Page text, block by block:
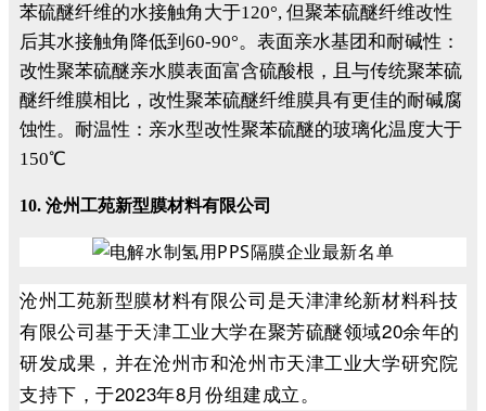
苯硫醚纤维的水接触角大于120°, 但聚苯硫醚纤维改性
后其水接触角降低到60-90°。表面亲水基团和耐碱性：
改性聚苯硫醚亲水膜表面富含硫酸根，且与传统聚苯硫
醚纤维膜相比，改性聚苯硫醚纤维膜具有更佳的耐碱腐
蚀性。耐温性：亲水型改性聚苯硫醚的玻璃化温度大于
150℃
10. 沧州工苑新型膜材料有限公司
沧州工苑新型膜材料有限公司是天津津纶新材料科技
有限公司基于天津工业大学在聚芳硫醚领域20余年的
研发成果，并在沧州市和沧州市天津工业大学研究院
支持下，于2023年8月份组建成立。